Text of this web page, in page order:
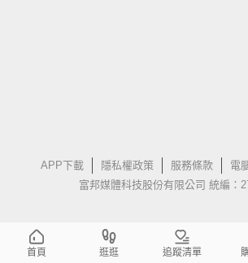
APP下載 隱私權政策 服務條款 電
富邦媒體科技股份有限公司 統編：
首頁 逛逛 追蹤清單